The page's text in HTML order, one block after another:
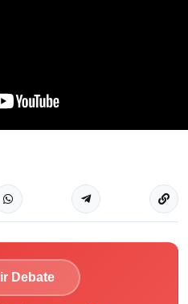
Debate